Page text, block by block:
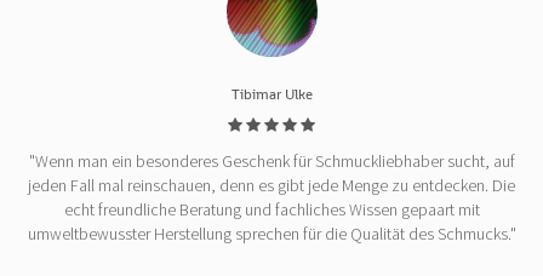
Tibimar Ulke
"Wenn man ein besonderes Geschenk für Schmuckliebhaber sucht, auf
jeden Fall mal reinschauen, denn es gibt jede Menge zu entdecken. Die
echt freundliche Beratung und fachliches Wissen gepaart mit
umweltbewusster Herstellung sprechen für die Qualität des Schmucks."